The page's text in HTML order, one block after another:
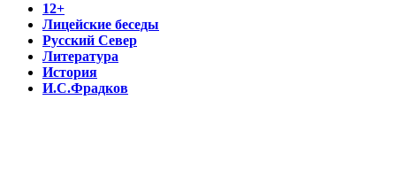
12+
Лицейские беседы
Русский Север
Литература
История
И.С.Фрадков